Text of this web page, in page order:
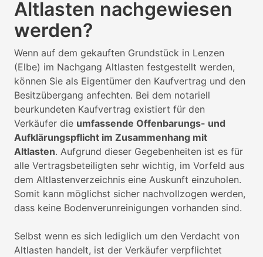
Altlasten nachgewiesen
werden?
Wenn auf dem gekauften Grundstück in Lenzen
(Elbe) im Nachgang Altlasten festgestellt werden,
können Sie als Eigentümer den Kaufvertrag und den
Besitzübergang anfechten. Bei dem notariell
beurkundeten Kaufvertrag existiert für den
Verkäufer die umfassende Offenbarungs- und
Aufklärungspflicht im Zusammenhang mit
Altlasten. Aufgrund dieser Gegebenheiten ist es für
alle Vertragsbeteiligten sehr wichtig, im Vorfeld aus
dem Altlastenverzeichnis eine Auskunft einzuholen.
Somit kann möglichst sicher nachvollzogen werden,
dass keine Bodenverunreinigungen vorhanden sind.
Selbst wenn es sich lediglich um den Verdacht von
Altlasten handelt, ist der Verkäufer verpflichtet